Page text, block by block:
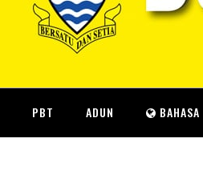
PBT ADUN BAHASA